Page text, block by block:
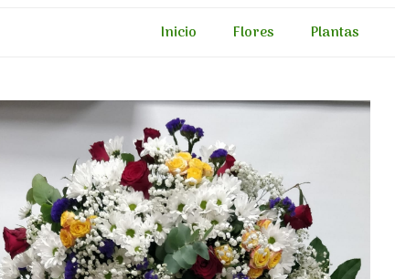
Inicio Flores Plantas